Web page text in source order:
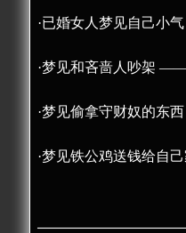
·已婚女人梦见自己小
·梦见和吝啬人吵架 ——
·梦见偷拿守财奴的东
·梦见铁公鸡送钱给自